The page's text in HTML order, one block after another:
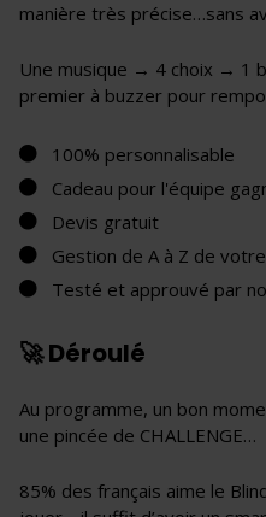
manière très précise…sans
Une musique → 4 choix → 1
premier à buzzer pour
100% personnalisable
Cadeau pour l'équipe
Devis gratuit
Gestion de A à Z de
Testé et approuvé par
🚀 Déroulé
Au programme, un bon
une pincée de CHALLENGE…
85% des français aime le